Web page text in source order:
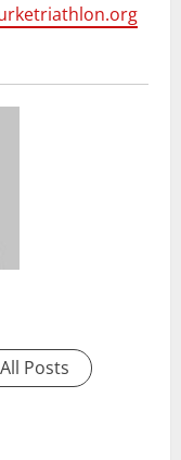
Posts